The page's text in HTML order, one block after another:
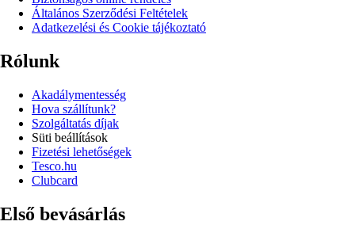
Általános Szerződési Feltételek
Adatkezelési és Cookie tájékoztató
Rólunk
Akadálymentesség
Hova szállítunk?
Szolgáltatás díjak
Süti beállítások
Fizetési lehetőségek
Tesco.hu
Clubcard
Első bevásárlás